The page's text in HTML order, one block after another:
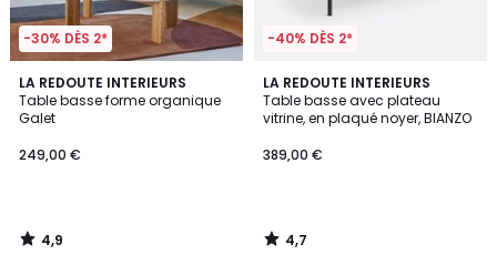
-30% DÈS 2*
LA REDOUTE INTERIEURS
Table basse forme organique
Galet
249,00 €
4,9
/ 5
4,9
/
-40% DÈS 2*
LA REDOUTE INTERIEURS
Table basse avec plateau
vitrine, en plaqué noyer, BIANZO
389,00 €
4,7
/ 5
4,7
/